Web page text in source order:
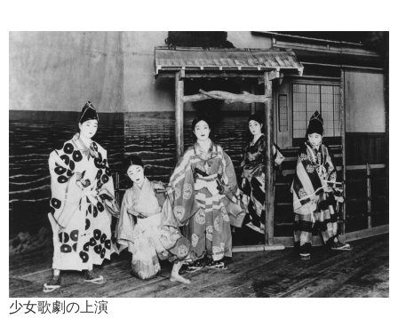
少女歌劇の上演